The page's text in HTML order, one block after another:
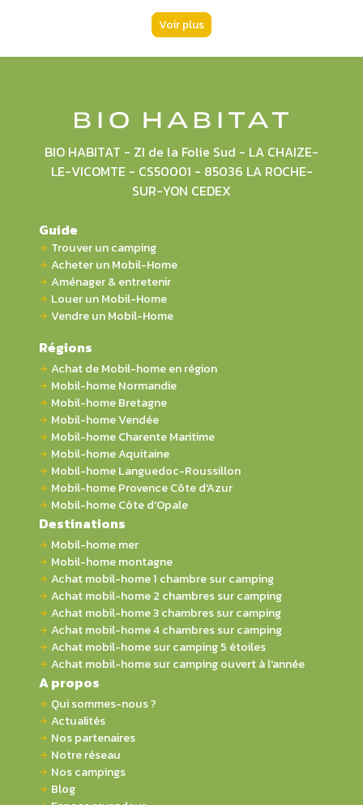
Voir plus
BIO HABITAT - ZI de la Folie Sud - LA CHAIZE-
LE-VICOMTE - CS50001 - 85036 LA ROCHE-
SUR-YON CEDEX
Guide
Trouver un camping
Acheter un Mobil-Home
Aménager & entretenir
Louer un Mobil-Home
Vendre un Mobil-Home
Régions
Achat de Mobil-home en région
Mobil-home Normandie
Mobil-home Bretagne
Mobil-home Vendée
Mobil-home Charente Maritime
Mobil-home Aquitaine
Mobil-home Languedoc-Roussillon
Mobil-home Provence Côte d'Azur
Mobil-home Côte d'Opale
Destinations
Mobil-home mer
Mobil-home montagne
Achat mobil-home 1 chambre sur camping
Achat mobil-home 2 chambres sur camping
Achat mobil-home 3 chambres sur camping
Achat mobil-home 4 chambres sur camping
Achat mobil-home sur camping 5 étoiles
Achat mobil-home sur camping ouvert à l'année
A propos
Qui sommes-nous ?
Actualités
Nos partenaires
Notre réseau
Nos campings
Blog